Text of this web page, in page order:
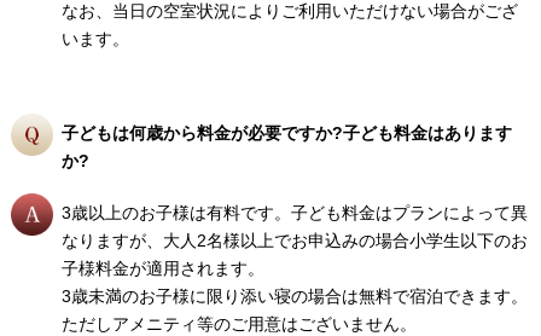
なお、当日の空室状況によりご利用いただけない場合がござ
います。
子どもは何歳から料金が必要ですか?子ども料金はあります
か?
3歳以上のお子様は有料です。子ども料金はプランによって異
なりますが、大人2名様以上でお申込みの場合小学生以下のお
子様料金が適用されます。
3歳未満のお子様に限り添い寝の場合は無料で宿泊できます。
ただしアメニティ等のご用意はございません。